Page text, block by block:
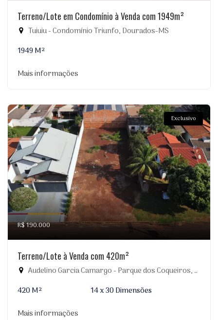
Terreno/Lote em Condomínio à Venda com 1949m²
Tuiuiu - Condomínio Triunfo, Dourados-MS
1949 M²
Mais informações
Exclusivo
R$ 190.000
Terreno/Lote à Venda com 420m²
Audelino Garcia Camargo - Parque dos Coqueiros, Dourados-MS
420 M²
14 x 30 Dimensões
Mais informações